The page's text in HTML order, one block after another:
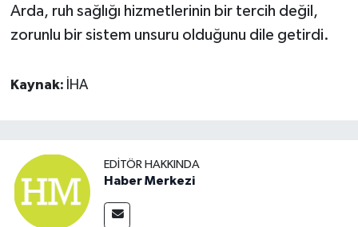
Arda, ruh sağlığı hizmetlerinin bir tercih değil,
zorunlu bir sistem unsuru olduğunu dile getirdi.
Kaynak: İHA
EDITÖR HAKKINDA
Haber Merkezi